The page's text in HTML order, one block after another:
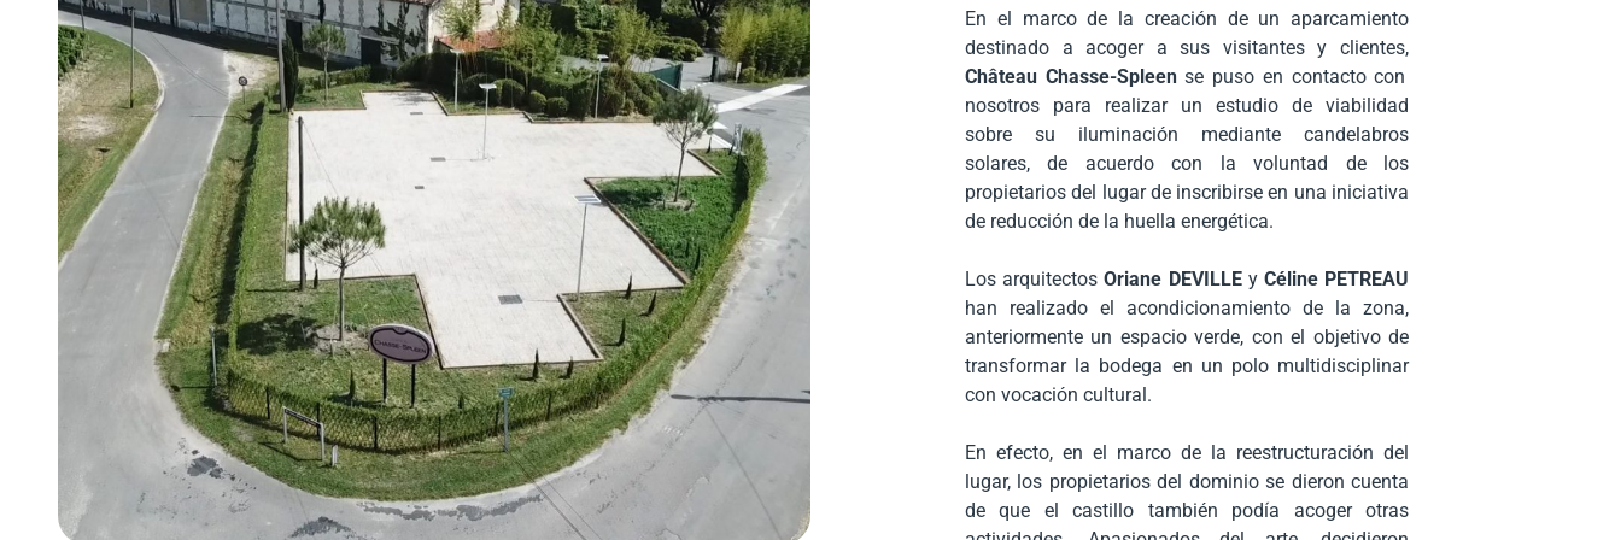
En el marco de la creación de un aparcamiento
destinado a acoger a sus visitantes y clientes,
Château Chasse-Spleense puso en contacto con
nosotros para realizar un estudio de viabilidad
sobre su iluminación mediante candelabros
solares, de acuerdo con la voluntad de los
propietarios del lugar de inscribirse en una iniciativa
de reducción de la huella energética.
Los arquitectos Oriane DEVILLE y Céline PETREAU
han realizado el acondicionamiento de la zona,
anteriormente un espacio verde, con el objetivo de
transformar la bodega en un polo multidisciplinar
con vocación cultural.
En efecto, en el marco de la reestructuración del
lugar, los propietarios del dominio se dieron cuenta
de que el castillo también podía acoger otras